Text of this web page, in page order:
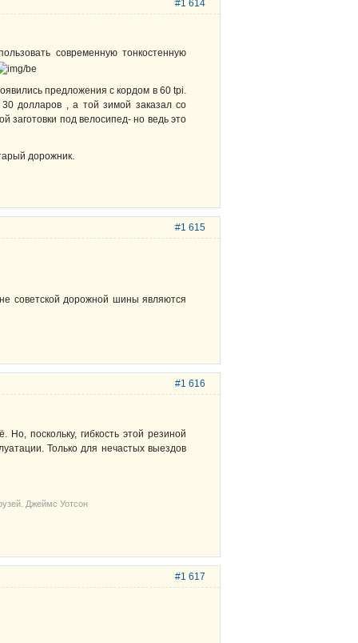
#1 614
современную тонкостенную
предложения с кордом в 60 tpi.
долларов , а той зимой заказал со
заготовки под велосипед- но ведь это
дорожник.
#1 615
советской дорожной шины являются
#1 616
поскольку, гибкость этой резиной
Только для нечастых выездов
Джеймс Уотсон
#1 617